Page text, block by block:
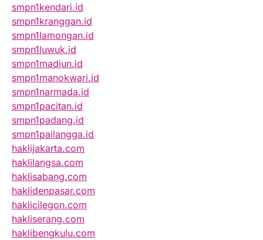
smpn1kendari.id
smpn1kranggan.id
smpn1lamongan.id
smpn1luwuk.id
smpn1madiun.id
smpn1manokwari.id
smpn1narmada.id
smpn1pacitan.id
smpn1padang.id
smpn1pailangga.id
haklijakarta.com
haklilangsa.com
haklisabang.com
haklidenpasar.com
haklicilegon.com
hakliserang.com
haklibengkulu.com